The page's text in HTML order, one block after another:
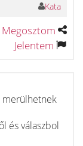
Kata
Megosztom
Jelentem
merülhetnek
és válaszbol